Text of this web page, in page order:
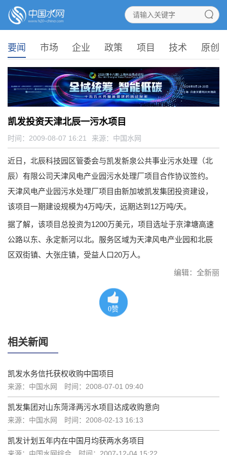
要闻 市场 企业 政策 项目 技术 原创
凯发投资天津北辰一污水项目
时间：2009-08-07 16:21 来源： 中国水网
近日，北辰科技园区管委会与凯发新泉公共事业污水处理（北
辰）有限公司天津风电产业园污水处理厂项目合作协议签约。
天津风电产业园污水处理厂项目由新加坡凯发集团投资建设，
该项目一期建设规模为4万吨/天，远期达到12万吨/天。
据了解，该项目总投资为1200万美元，项目选址于京津塘高速
公路以东、永定新河以北。服务区域为天津风电产业园和北辰
区双街镇、大张庄镇，受益人口20万人。
编辑：全新丽
0赞
相关新闻
凯发水务信托获权收购中国项目
来源：中国水网 时间：2008-07-01 09:40
凯发集团对山东菏泽两污水项目达成收购意向
来源：中国水网 时间：2008-02-13 16:13
凯发计划五年内在中国月均获两水务项目